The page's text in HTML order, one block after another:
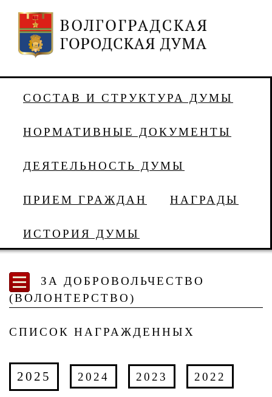
СОСТАВ И СТРУКТУРА ДУМЫ
НОРМАТИВНЫЕ ДОКУМЕНТЫ
ДЕЯТЕЛЬНОСТЬ ДУМЫ
ПРИЕМ ГРАЖДАН НАГРАДЫ
ИСТОРИЯ ДУМЫ
ЗА ДОБРОВОЛЬЧЕСТВО
(ВОЛОНТЕРСТВО)
СПИСОК НАГРАЖДЕННЫХ
2025 2024 2023 2022